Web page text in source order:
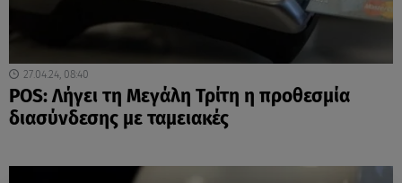
27.04.24, 08:40
POS: Λήγει τη Μεγάλη Τρίτη η προθεσμία
διασύνδεσης με ταμειακές